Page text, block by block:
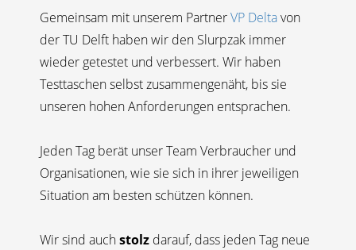
Gemeinsam mit unserem PartnerVP Deltavon
der TU Delft haben wir den Slurpzak immer
wieder getestet und verbessert. Wir haben
Testtaschen selbst zusammengenäht, bis sie
unseren hohen Anforderungen entsprachen.
Jeden Tag berät unser Team Verbraucher und
Organisationen, wie sie sich in ihrer jeweiligen
Situation am besten schützen können.
Wir sind auchstolz darauf, dass jeden Tag neue